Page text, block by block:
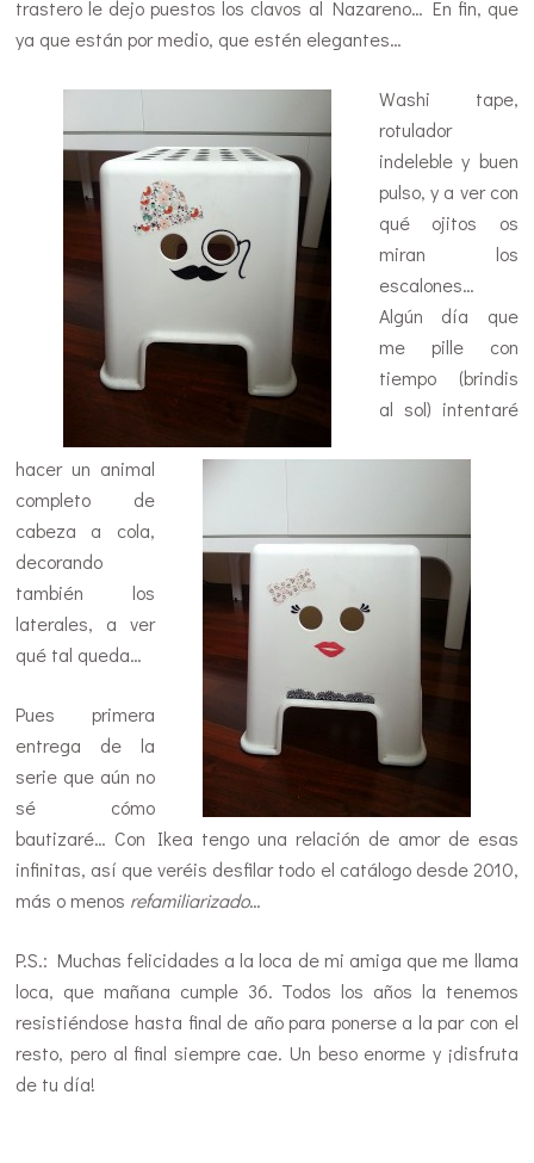
trastero le dejo puestos los clavos al Nazareno… En fin, que
ya que están por medio, que estén elegantes…
Washi tape,
rotulador
indeleble y buen
pulso, y a ver con
qué ojitos os
miran los
escalones…
Algún día que
me pille con
tiempo (brindis
al sol) intentaré
hacer un animal
completo de
cabeza a cola,
decorando
también los
laterales, a ver
qué tal queda…
Pues primera
entrega de la
serie que aún no
sé cómo
bautizaré… Con Ikea tengo una relación de amor de esas
infinitas, así que veréis desfilar todo el catálogo desde 2010,
más o menos refamiliarizado…
P.S.: Muchas felicidades a la loca de mi amiga que me llama
loca, que mañana cumple 36. Todos los años la tenemos
resistiéndose hasta final de año para ponerse a la par con el
resto, pero al final siempre cae. Un beso enorme y ¡disfruta
de tu día!